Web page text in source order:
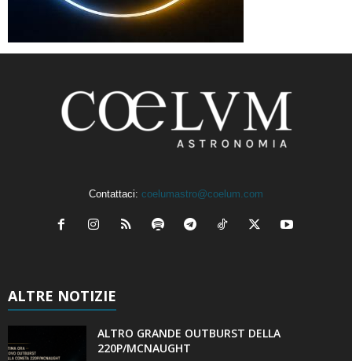
Contattaci: coelumastro@coelum.com
ALTRE NOTIZIE
ALTRO GRANDE OUTBURST DELLA
220P/MCNAUGHT